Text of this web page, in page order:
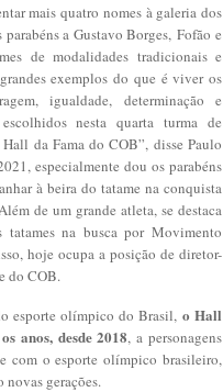
mais quatro nomes à galeria dos
a Gustavo Borges, Fofão e
de modalidades tradicionais e
exemplos do que é viver os
igualdade, determinação e
nesta quarta turma de
da Fama do COB”, disse Paulo
especialmente dou os parabéns
à beira do tatame na conquista
de um grande atleta, se destaca
na busca por Movimento
hoje ocupa a posição de diretor-
do COB.
esporte olímpico do Brasil, o Hall
anos, desde 2018, a personagens
com o esporte olímpico brasileiro,
gerações.